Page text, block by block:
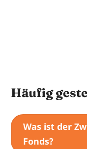
Häufig
Was ist der
Fonds?